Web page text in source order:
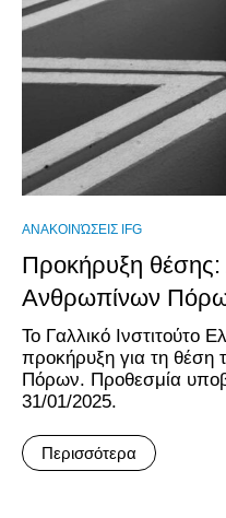
ΑΝΑΚΟΙΝΏΣΕΙΣ IFG
Προκήρυξη θέσης:
Ανθρωπίνων
Το Γαλλικό Ινστιτούτο
προκήρυξη για τη θέση
Πόρων. Προθεσμία
31/01/2025.
Περισσότερα